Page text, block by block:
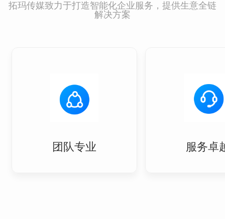
拓玛传媒致力于打造智能化企业服务，提供生意全链
解决方案
团队专业 服务卓